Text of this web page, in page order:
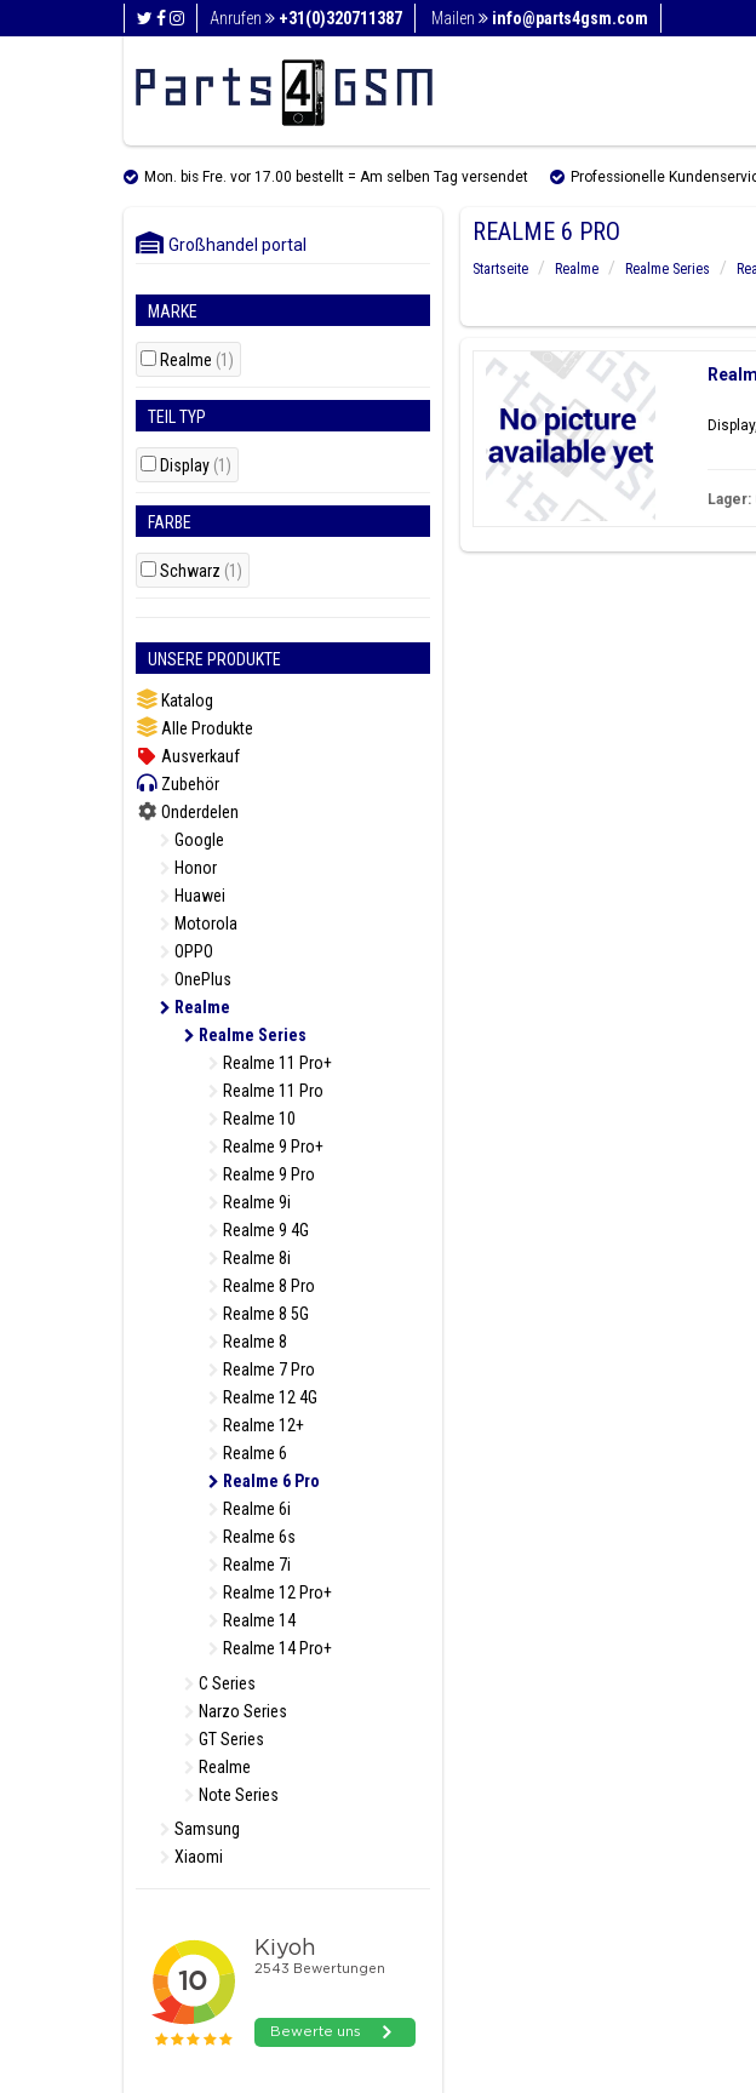
Anrufen +31(0)320711387 Mailen info@parts4gsm.com
Mon. bis Fre. vor 17.00 bestellt = Am selben Tag versendet Professionelle
Großhandel portal
MARKE
Realme (1)
TEIL TYP
Display (1)
FARBE
Schwarz (1)
UNSERE PRODUKTE
Katalog
Alle Produkte
Ausverkauf
Zubehör
Onderdelen
Google
Honor
Huawei
Motorola
OPPO
OnePlus
Realme
Realme Series
Realme 11 Pro+
Realme 11 Pro
Realme 10
Realme 9 Pro+
Realme 9 Pro
Realme 9i
Realme 9 4G
Realme 8i
Realme 8 Pro
Realme 8 5G
Realme 8
Realme 7 Pro
Realme 12 4G
Realme 12+
Realme 6
Realme 6 Pro
Realme 6i
Realme 6s
Realme 7i
Realme 12 Pro+
Realme 14
Realme 14 Pro+
C Series
Narzo Series
GT Series
Realme
Note Series
Samsung
Xiaomi
REALME 6 PRO
Startseite Realme Realme Series
Lager: